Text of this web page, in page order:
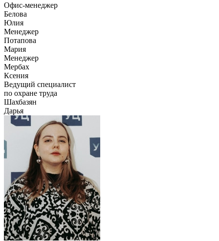
Офис-менеджер
Белова
Юлия
Менеджер
Потапова
Мария
Менеджер
Мербах
Ксения
Ведущий специалист
по охране труда
Шахбазян
Дарья